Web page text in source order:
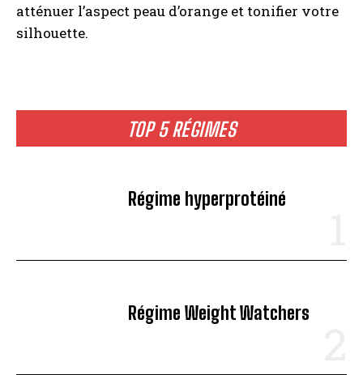
TOP 5 RÉGIMES
Régime hyperprotéiné
Régime Weight Watchers
atténuer l’aspect peau d’orange et tonifier votre
silhouette.